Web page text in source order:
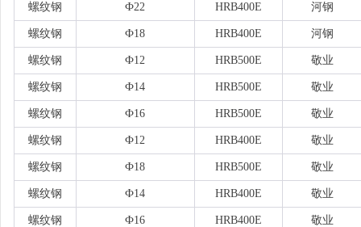
螺纹钢 Ф22 HRB400E 河钢
螺纹钢 Ф18 HRB400E 河钢
螺纹钢 Ф12 HRB500E 敬业
螺纹钢 Ф14 HRB500E 敬业
螺纹钢 Ф16 HRB500E 敬业
螺纹钢 Ф12 HRB400E 敬业
螺纹钢 Ф18 HRB500E 敬业
螺纹钢 Ф14 HRB400E 敬业
螺纹钢 Ф16 HRB400E 敬业